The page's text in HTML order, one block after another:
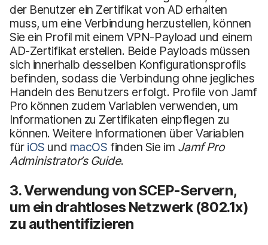
der Benutzer ein Zertifikat von AD erhalten
muss, um eine Verbindung herzustellen, können
Sie ein Profil mit einem VPN-Payload und einem
AD-Zertifikat erstellen. Beide Payloads müssen
sich innerhalb desselben Konfigurationsprofils
befinden, sodass die Verbindung ohne jegliches
Handeln des Benutzers erfolgt. Profile von Jamf
Pro können zudem Variablen verwenden, um
Informationen zu Zertifikaten einpflegen zu
können. Weitere Informationen über Variablen
für iOS und macOS finden Sie im Jamf Pro
Administrator’s Guide.
3. Verwendung von SCEP-Servern,
um ein drahtloses Netzwerk (802.1x)
zu authentifizieren